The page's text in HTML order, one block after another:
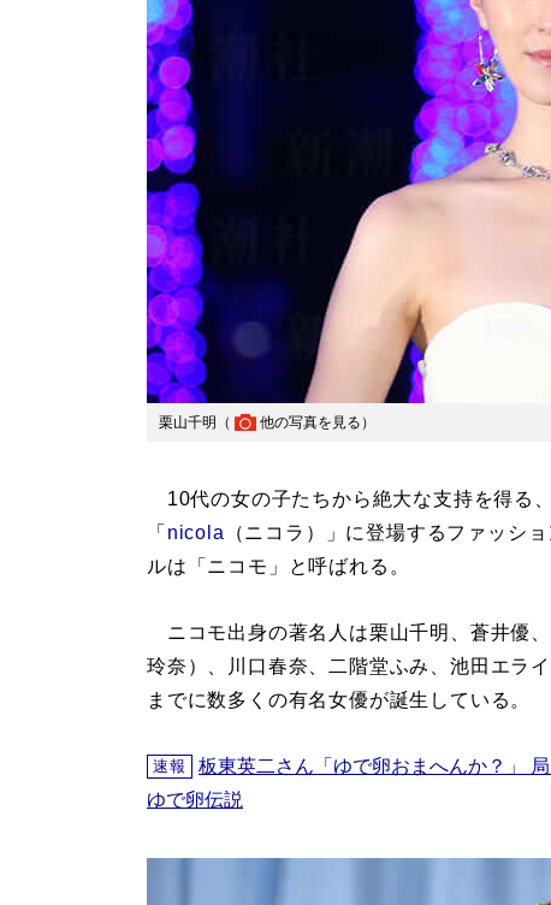
栗山千明（ 他の写真を見る ）
10代の女の子たちから絶大な支持を得る
「 nicola （ニコラ）」に登場するファッシ
ルは「ニコモ」と呼ばれる。
ニコモ出身の著名人は栗山千明、蒼井優
玲奈）、川口春奈、二階堂ふみ、池田エラ
までに数多くの有名女優が誕生している。
速報
板東英二さん「ゆで卵おまへんか？」
ゆで卵伝説